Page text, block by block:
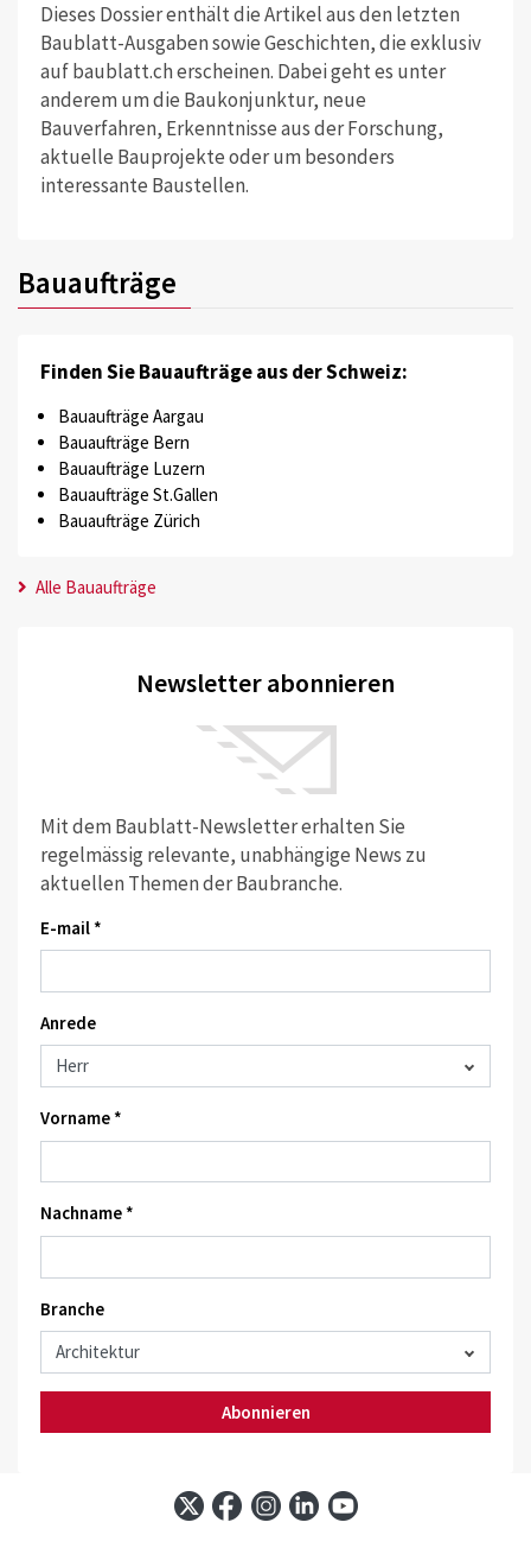
Dieses Dossier enthält die Artikel aus den letzten
Baublatt-Ausgaben sowie Geschichten, die exklusiv
auf baublatt.ch erscheinen. Dabei geht es unter
anderem um die Baukonjunktur, neue
Bauverfahren, Erkenntnisse aus der Forschung,
aktuelle Bauprojekte oder um besonders
interessante Baustellen.
Bauaufträge
Finden Sie Bauaufträge aus der Schweiz:
Bauaufträge Aargau
Bauaufträge Bern
Bauaufträge Luzern
Bauaufträge St.Gallen
Bauaufträge Zürich
Alle Bauaufträge
Newsletter abonnieren
Mit dem Baublatt-Newsletter erhalten Sie
regelmässig relevante, unabhängige News zu
aktuellen Themen der Baubranche.
E-mail *
Anrede
Vorname *
Nachname *
Branche
Abonnieren